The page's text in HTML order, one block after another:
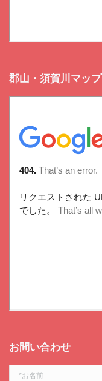
郡山・須賀川マップ
お問い合わせ